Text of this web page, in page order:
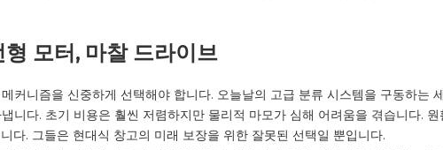
모터, 마찰 드라이브
커니즘을 신중하게 선택해야 합니다. 오늘날의 고급 분류 시스템을 구동하는
니다. 초기 비용은 훨씬 저렴하지만 물리적 마모가 심해 어려움을 겪습니다.
다. 그들은 현대식 창고의 미래 보장을 위한 잘못된 선택일 뿐입니다.